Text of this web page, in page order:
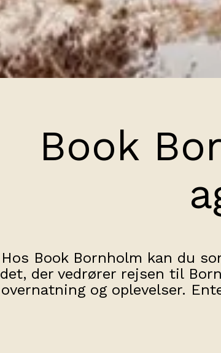
Book
Hos Book Bornholm kan du
det, der vedrører rejsen til
overnatning og oplevelser.